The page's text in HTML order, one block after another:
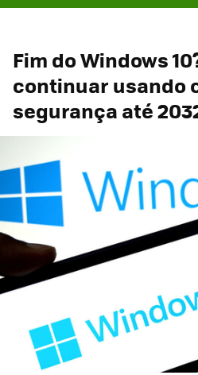
Fim do Windows
continuar usando
segurança até